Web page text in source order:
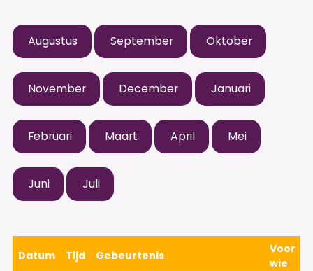
Augustus September Oktober
November December Januari
Februari Maart April Mei
Juni Juli
Datum Tijd Gebeurtenis
Voor
wie